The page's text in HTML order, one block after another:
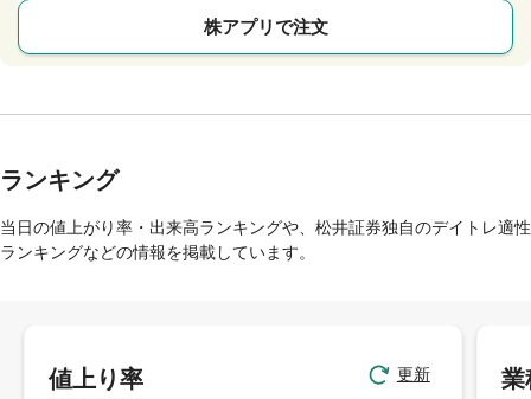
株アプリで注文
ランキング
当日の値上がり率・出来高ランキングや、松井証券独自のデイトレ適性
ランキングなどの情報を掲載しています。